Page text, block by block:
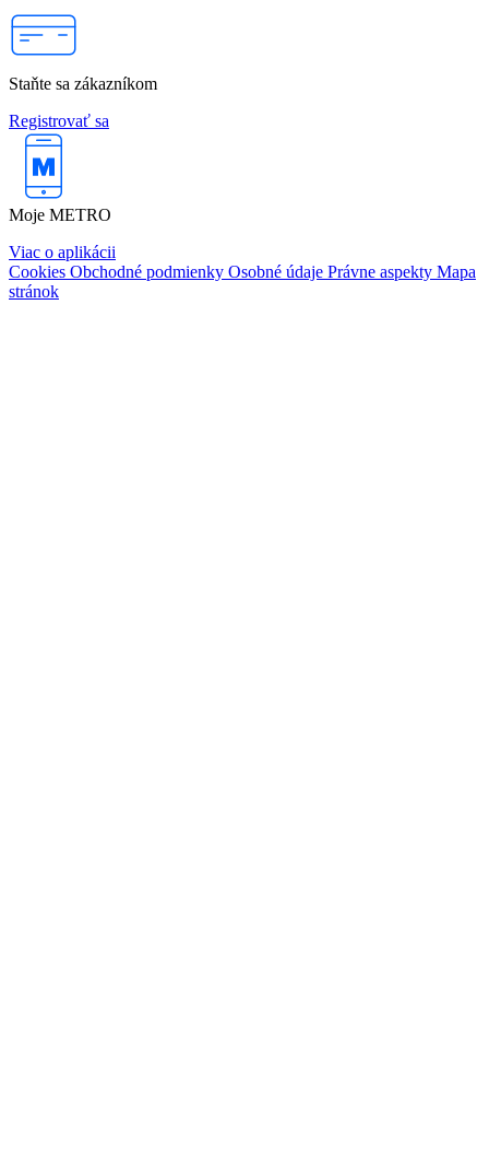
Staňte sa zákazníkom
Registrovať sa
Moje METRO
Viac o aplikácii
Cookies Obchodné podmienky Osobné údaje Právne aspekty Mapa
stránok